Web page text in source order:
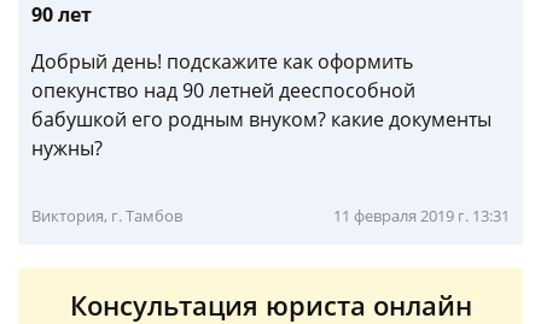
90 лет
Добрый день! подскажите как оформить
опекунство над 90 летней дееспособной
бабушкой его родным внуком? какие документы
нужны?
Виктория, г. Тамбов 11 февраля 2019 г. 13:31
Консультация юриста онлайн